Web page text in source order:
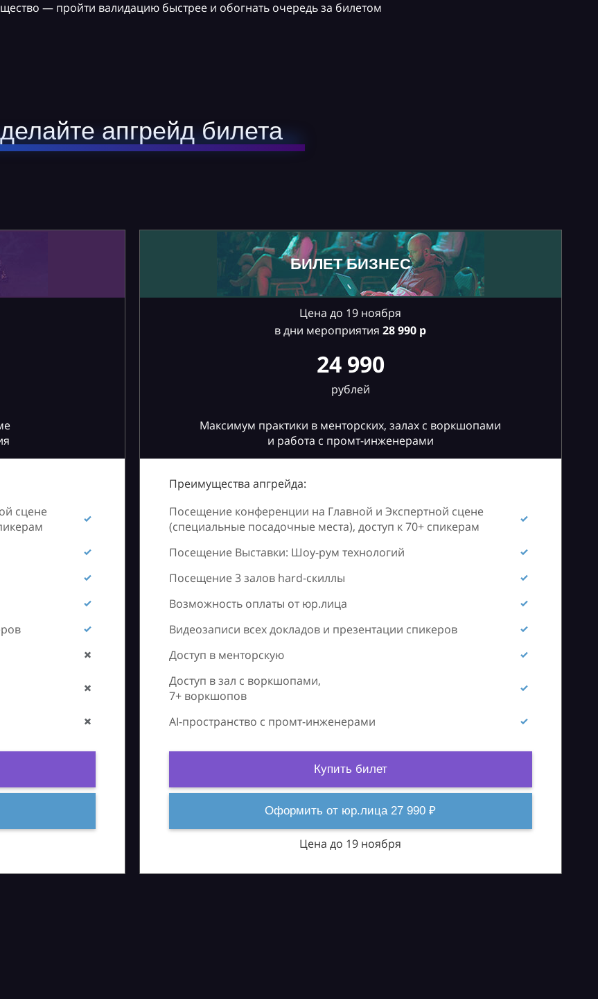
— пройти валидацию быстрее и обогнать очередь за билетом
апгрейд билета
сцене
БИЛЕТ БИЗНЕС
Цена до 19 ноября
в дни мероприятия 28990 р
24 990
рублей
Максимум практики в менторских, залах с воркшопами
и работа с промт-инженерами
Преимущества апгрейда:
Посещение конференции на Главной и Экспертной сцене
(специальные посадочные места), доступ к 70+ спикерам
Посещение Выставки: Шоу-рум технологий
Посещение 3 залов hard-скиллы
Возможность оплаты от юр.лица
Видеозаписи всех докладов и презентации спикеров
Доступ в менторскую
Доступ в зал с воркшопами,
7+ воркшопов
AI-пространство с промт-инженерами
Купить билет
Оформить от юр.лица 27 990 ₽
Цена до 19 ноября